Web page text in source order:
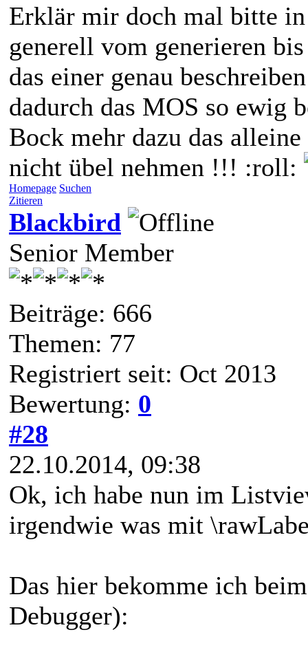
Erklär mir doch mal bitte
generell vom generieren
das einer genau
dadurch das MOS so ewig
Bock mehr dazu das
nicht übel nehmen !!! :roll:
Homepage Suchen
Zitieren
Blackbird
Senior Member
Beiträge: 666
Themen: 77
Registriert seit: Oct 2013
Bewertung: 0
#28
22.10.2014, 09:38
Ok, ich habe nun im
irgendwie was mit
Das hier bekomme ich
Debugger):